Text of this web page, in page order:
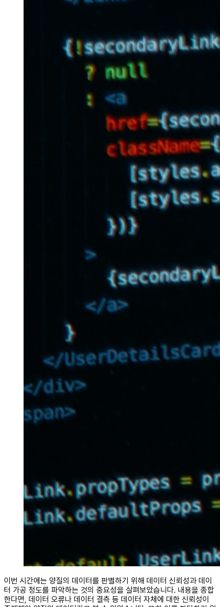
이번 시간에는 양질의 데이터를 판별하기 위해 데이터 신뢰성과 데이
터 가공 정도를 파악하는 것의 중요성을 살펴보았습니다. 내용을 종합
한다면, 데이터 오류나 데이터 결측 등 데이터 자체에 대한 신뢰성이